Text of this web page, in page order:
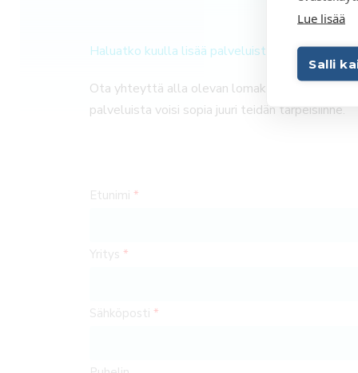
Lue lisää
Salli
Haluatko kuulla lisää palveluistamme?
Ota yhteyttä alla olevan lomakkeen kautta tai
palveluista voisi sopia juuri teidän tarpeisiinne.
Etunimi
Yritys
Sähköposti